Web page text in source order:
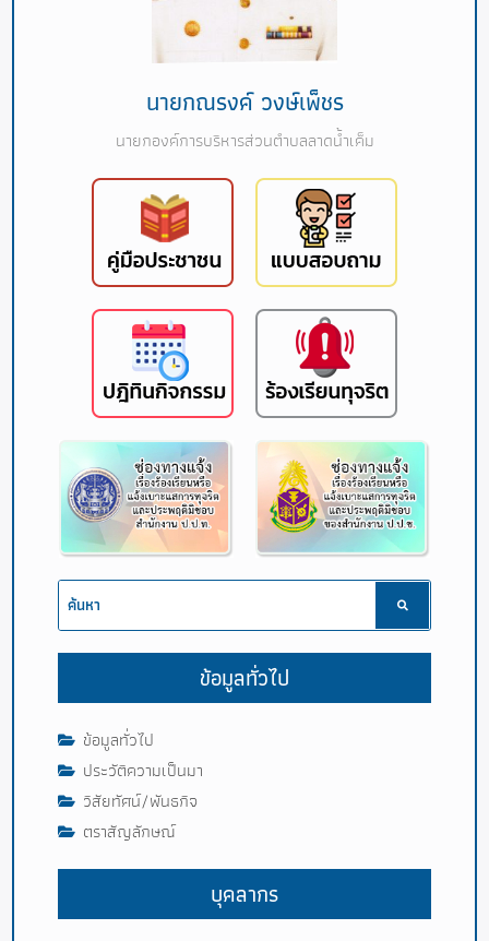
นายกณรงค์ วงษ์เพ็ชร
นายกองค์การบริหารส่วนตำบลลาดน้ำเค็ม
ข้อมูลทั่วไป
ข้อมูลทั่วไป
ประวัติความเป็นมา
วิสัยทัศน์/พันธกิจ
ตราสัญลักษณ์
บุคลากร